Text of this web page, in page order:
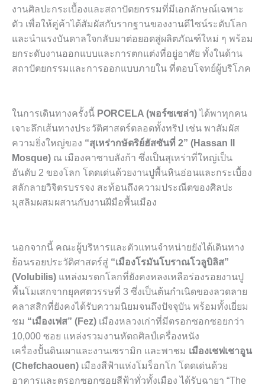
งานศิลปะกระเบื้องและสถาปัตยกรรมที่มีเอกลักษณ์เฉพาะ
ตัว เพื่อให้คู่ค้าได้สัมผัสกับรากฐานของงานดีไซน์ระดับโลก
และนำแรงบันดาลใจกลับมาต่อยอดสู่ผลิตภัณฑ์ใหม่ ๆ พร้อม
ยกระดับงานออกแบบและการตกแต่งที่อยู่อาศัย ทั้งในด้าน
สถาปัตยกรรมและการออกแบบภายใน ที่ตอบโจทย์ผู้บริโภค
ในการเดินทางครั้งนี้ PORCELA (พอร์ซเซล่า)ได้พาทุกคน
เจาะลึกเส้นทางประวัติศาสตร์ตลอดทั้งทริป เช่น พาสัมผัส
ความยิ่งใหญ่ของ “สุเหร่ากษัตริย์ฮัสซันที่ 2” (Hassan II
Mosque) ณ เมืองคาซาบลังก้า ซึ่งเป็นสุเหร่าที่ใหญ่เป็น
อันดับ 2 ของโลก โดดเด่นด้วยงานปูพื้นหินอ่อนและกระเบื้อง
สลักลายวิจิตรบรรจง สะท้อนถึงความประณีตของศิลปะ
มุสลิมผสมผสานกับงานฝีมือพื้นเมือง
นอกจากนี้ คณะผู้บริหารและตัวแทนจำหน่ายยังได้เดินทาง
ย้อนรอยประวัติศาสตร์สู่ “เมืองโรมันโบราณโวลูบิลิส”
(Volubilis) แหล่งมรดกโลกที่ยังคงหลงเหลือร่องรอยงานปู
พื้นโมเสกจากยุคศตวรรษที่ 3 ซึ่งเป็นต้นกำเนิดของลวดลาย
คลาสสิกที่ยังคงได้รับความนิยมจนถึงปัจจุบัน พร้อมทั้งเยี่ยม
ชม “เมืองเฟส” (Fez) เมืองหลวงเก่าที่มีตรอกซอกซอยกว่า
10,000 ซอย แหล่งรวมงานหัตถศิลป์เครื่องหนัง
เครื่องปั้นดินเผาและงานเซรามิก และพาชม เมืองเชฟเชาอูน
(Chefchaouen) เมืองสีฟ้าแห่งโมร็อกโก โดดเด่นด้วย
อาคารและตรอกซอกซอยสีฟ้าทั่วทั้งเมือง ได้รับฉายา “The